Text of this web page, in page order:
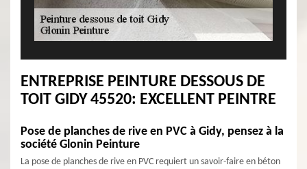
ENTREPRISE PEINTURE DESSOUS DE
TOIT GIDY 45520: EXCELLENT PEINTRE
Pose de planches de rive en PVC à Gidy, pensez à la
société Glonin Peinture
La pose de planches de rive en PVC requiert un savoir-faire en béton